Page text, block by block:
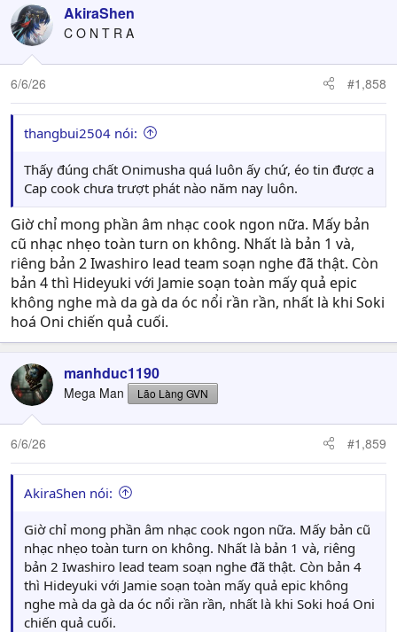
c
t
i
o
n
s
:
AkiraShen
C O N T R A
6/6/26 #1,858
thangbui2504 nói:
Thấy đúng chất Onimusha quá luôn ấy chứ, éo tin được a
Cap cook chưa trượt phát nào năm nay luôn.
Giờ chỉ mong phần âm nhạc cook ngon nữa. Mấy bản
cũ nhạc nhẹo toàn turn on không. Nhất là bản 1 và,
riêng bản 2 Iwashiro lead team soạn nghe đã thật. Còn
bản 4 thì Hideyuki với Jamie soạn toàn mấy quả epic
không nghe mà da gà da óc nổi rần rần, nhất là khi Soki
hoá Oni chiến quả cuối.
manhduc1190
Mega Man Lão Làng GVN
6/6/26 #1,859
AkiraShen nói:
Giờ chỉ mong phần âm nhạc cook ngon nữa. Mấy bản cũ
nhạc nhẹo toàn turn on không. Nhất là bản 1 và, riêng
bản 2 Iwashiro lead team soạn nghe đã thật. Còn bản 4
thì Hideyuki với Jamie soạn toàn mấy quả epic không
nghe mà da gà da óc nổi rần rần, nhất là khi Soki hoá Oni
chiến quả cuối.